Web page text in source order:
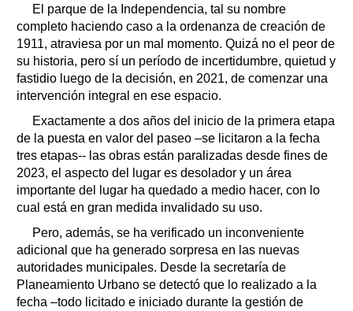
Servicios
Farmacias
Transportes
Loterías
Datos Útiles
Fúnebres
Edictos
Teléfonos de urgencia
El parque de la Independencia, tal su nombre
completo haciendo caso a la ordenanza de creación de
1911, atraviesa por un mal momento. Quizá no el peor de
su historia, pero sí un período de incertidumbre, quietud y
fastidio luego de la decisión, en 2021, de comenzar una
intervención integral en ese espacio.
Exactamente a dos años del inicio de la primera etapa
de la puesta en valor del paseo –se licitaron a la fecha
tres etapas-- las obras están paralizadas desde fines de
2023, el aspecto del lugar es desolador y un área
importante del lugar ha quedado a medio hacer, con lo
cual está en gran medida invalidado su uso.
Pero, además, se ha verificado un inconveniente
adicional que ha generado sorpresa en las nuevas
autoridades municipales. Desde la secretaría de
Planeamiento Urbano se detectó que lo realizado a la
fecha –todo licitado e iniciado durante la gestión de